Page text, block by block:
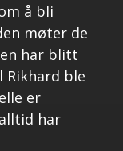
å bli
møter de
har blitt
ble
er
har